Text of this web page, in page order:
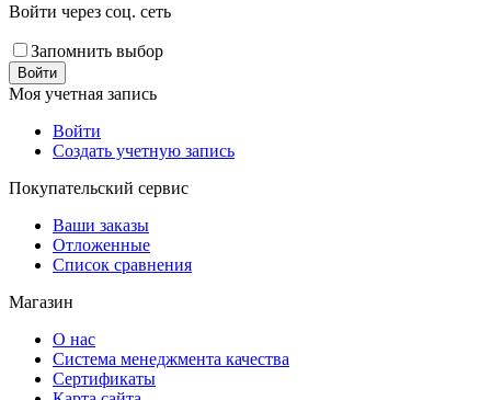
Войти через соц. сеть
Запомнить выбор
Войти
Моя учетная запись
Войти
Создать учетную запись
Покупательский сервис
Ваши заказы
Отложенные
Список сравнения
Магазин
О нас
Система менеджмента качества
Сертификаты